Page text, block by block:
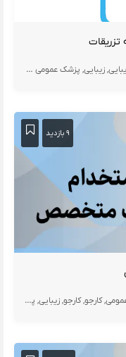
زیبایی پزشک عمومی پوست
۹ بازدید
کارجو کارجو زیبایی پوست